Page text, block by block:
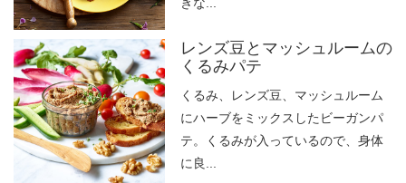
レンズ豆とマッシュルームの
くるみパテ
くるみ、レンズ豆、マッシュルーム
にハーブをミックスしたビーガンパ
テ。くるみが入っているので、身体
に良...